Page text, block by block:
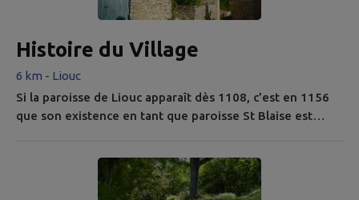
Histoire du Village
6 km - Liouc
Si la paroisse de Liouc apparaît dès 1108, c’est en 1156
que son existence en tant que paroisse St Blaise est
vraisemblablement la chapelle du château féodal dont la
construction daterait du XIe ou XIIe siècle. La destruction